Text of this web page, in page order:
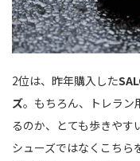
2位は、昨年購入した
ズ。もちろん、トレラン
るのか、とても歩きやす
シューズではなくこちら